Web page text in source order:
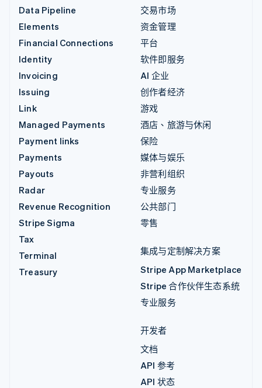
Data Pipeline
Elements
Financial Connections
Identity
Invoicing
Issuing
Link
Managed Payments
Payment links
Payments
Payouts
Radar
Revenue Recognition
Stripe Sigma
Tax
Terminal
Treasury
交易市场
资金管理
平台
软件即服务
AI 企业
创作者经济
游戏
酒店、旅游与休闲
保险
媒体与娱乐
非营利组织
专业服务
公共部门
零售
集成与定制解决方案
Stripe App Marketplace
Stripe 合作伙伴生态系统
专业服务
开发者
文档
API 参考
API 状态